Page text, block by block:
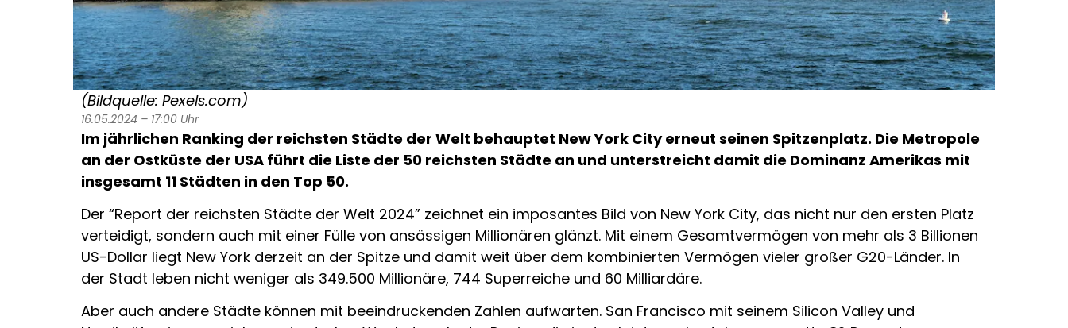
(Bildquelle: Pexels.com)
16.05.2024 – 17:00 Uhr
Im jährlichen Ranking der reichsten Städte der Welt behauptet New York City erneut seinen Spitzenplatz. Die Metropole
an der Ostküste der USA führt die Liste der 50 reichsten Städte an und unterstreicht damit die Dominanz Amerikas mit
insgesamt 11 Städten in den Top 50.
Der “Report der reichsten Städte der Welt 2024” zeichnet ein imposantes Bild von New York City, das nicht nur den ersten Platz
verteidigt, sondern auch mit einer Fülle von ansässigen Millionären glänzt. Mit einem Gesamtvermögen von mehr als 3 Billionen
US-Dollar liegt New York derzeit an der Spitze und damit weit über dem kombinierten Vermögen vieler großer G20-Länder. In
der Stadt leben nicht weniger als 349.500 Millionäre, 744 Superreiche und 60 Milliardäre.
Aber auch andere Städte können mit beeindruckenden Zahlen aufwarten. San Francisco mit seinem Silicon Valley und